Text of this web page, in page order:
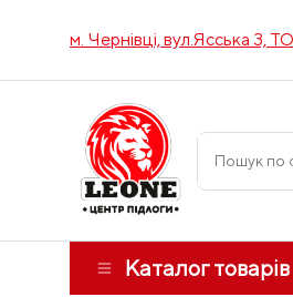
м. Чернівці, вул.Ясська 3,
Каталог товарів